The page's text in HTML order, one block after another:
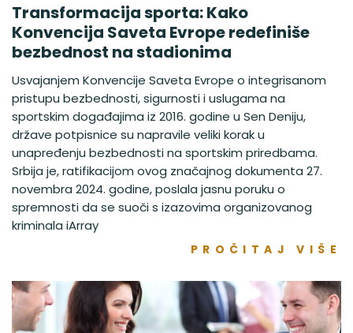
Transformacija sporta: Kako
Konvencija Saveta Evrope redefiniše
bezbednost na stadionima
Usvajanjem Konvencije Saveta Evrope o integrisanom
pristupu bezbednosti, sigurnosti i uslugama na
sportskim događajima iz 2016. godine u Sen Deniju,
države potpisnice su napravile veliki korak u
unapređenju bezbednosti na sportskim priredbama.
Srbija je, ratifikacijom ovog značajnog dokumenta 27.
novembra 2024. godine, poslala jasnu poruku o
spremnosti da se suoči s izazovima organizovanog
kriminala iArray
PROČITAJ VIŠE